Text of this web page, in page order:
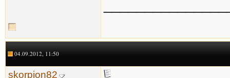
04.09.2012, 11:50
skorpion82